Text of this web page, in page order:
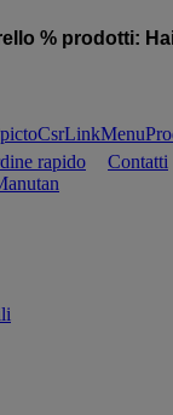
% prodotti:
rapido Contatti